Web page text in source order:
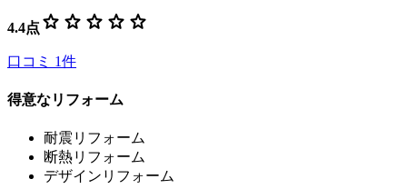
4.4点 star star star star star
口コミ 1件
得意なリフォーム
耐震リフォーム
断熱リフォーム
デザインリフォーム